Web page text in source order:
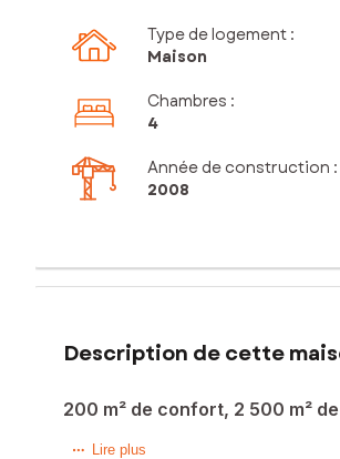
Type de logement :
Maison
Chambres :
4
Année de construction :
2008
Description de cette
200 m² de confort, 2 500 m²
Entre Fronton et Castelnau-
Lire plus